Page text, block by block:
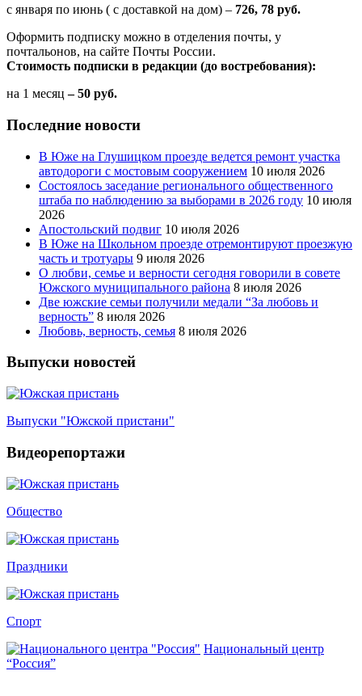
с января по июнь ( с доставкой на дом) – 726, 78 руб.
Оформить подписку можно в отделения почты, у
почтальонов, на сайте Почты России.
Стоимость подписки в редакции (до востребования):
на 1 месяц – 50 руб.
Последние новости
В Юже на Глушицком проезде ведется ремонт участка
автодороги с мостовым сооружением 10 июля 2026
Состоялось заседание регионального общественного
штаба по наблюдению за выборами в 2026 году 10 июля
2026
Апостольский подвиг 10 июля 2026
В Юже на Школьном проезде отремонтируют проезжую
часть и тротуары 9 июля 2026
О любви, семье и верности сегодня говорили в совете
Южского муниципального района 8 июля 2026
Две южские семьи получили медали “За любовь и
верность” 8 июля 2026
Любовь, верность, семья 8 июля 2026
Выпуски новостей
Выпуски "Южской пристани"
Видеорепортажи
Общество
Праздники
Спорт
Национальный центр
“Россия”